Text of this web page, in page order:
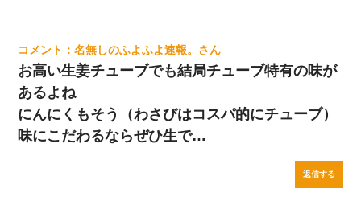
名無しのふよふよ速報。
お高い生姜チューブでも結局チューブ特有の味が
あるよね
にんにくもそう（わさびはコスパ的にチューブ）
味にこだわるならぜひ生で…
返信する